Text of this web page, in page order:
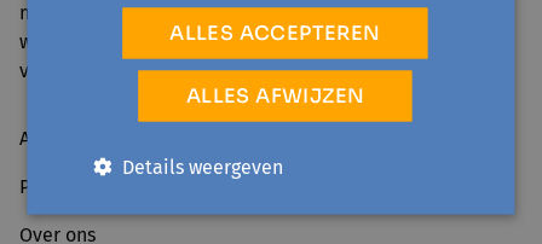
ma: 09.00-17.00 u.
wo, do: 09.00-16.00 u.
vr: 09.00-12.30 u.
Activiteiten
Projecten
Over ons
ALLES ACCEPTEREN
ALLES AFWIJZEN
Details weergeven